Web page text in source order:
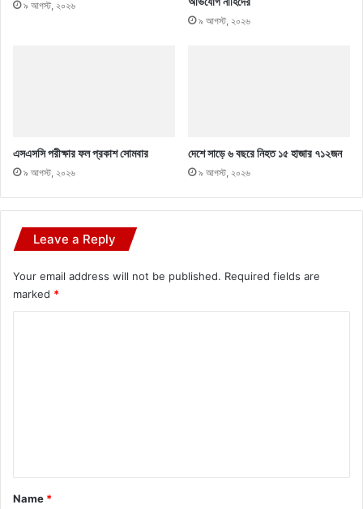
৯ আগস্ট, ২০২৬
৯ আগস্ট, ২০২৬
এসএসসি পরীক্ষার ফল প্রকাশ সোমবার
৯ আগস্ট, ২০২৬
দেশে সাড়ে ৬ বছরে নিহত ১৫ হাজার ৭১২জন
৯ আগস্ট, ২০২৬
Leave a Reply
Your email address will not be published. Required fields are
marked *
*
Name *